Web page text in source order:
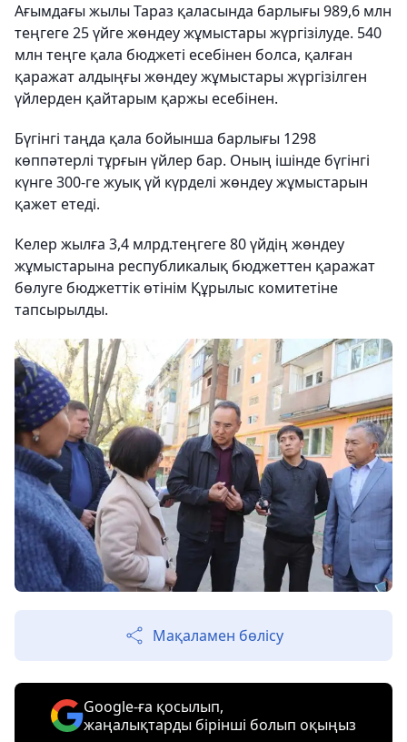
Ағымдағы жылы Тараз қаласында барлығы 989,6 млн
теңгеге 25 үйге жөндеу жұмыстары жүргізілуде. 540
млн теңге қала бюджеті есебінен болса, қалған
қаражат алдыңғы жөндеу жұмыстары жүргізілген
үйлерден қайтарым қаржы есебінен.
Бүгінгі таңда қала бойынша барлығы 1298
көппәтерлі тұрғын үйлер бар. Оның ішінде бүгінгі
күнге 300-ге жуық үй күрделі жөндеу жұмыстарын
қажет етеді.
Келер жылға 3,4 млрд.теңгеге 80 үйдің жөндеу
жұмыстарына республикалық бюджеттен қаражат
бөлуге бюджеттік өтінім Құрылыс комитетіне
тапсырылды.
Мақаламен бөлісу
Google-ға қосылып,
жаңалықтарды бірінші болып оқыңыз